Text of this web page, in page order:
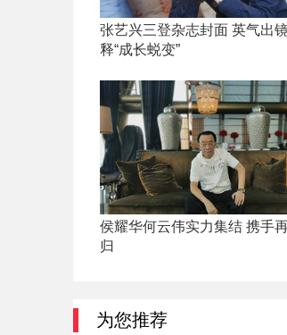
张艺兴三登杂志封面 英气出
释“成长蜕变”
侯耀华何云伟实力集结 携手
归
为您推荐